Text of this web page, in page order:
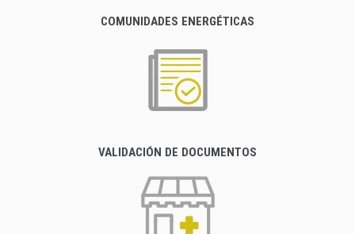
COMUNIDADES ENERGÉTICAS
VALIDACIÓN DE DOCUMENTOS